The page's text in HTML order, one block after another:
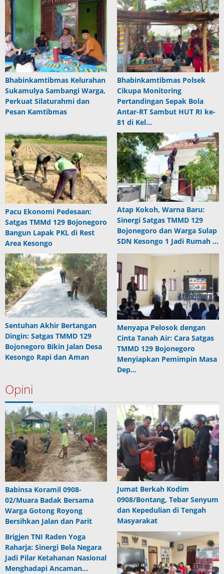
Bhabinkamtibmas Kelurahan
Sukamulya Sambangi Warga,
Perkuat Silaturahmi dan
Pesan Kamtibmas
Bhabinkamtibmas Polsek
Cikupa Monitoring
Pertandingan Sepak Bola
Antar-RT Sambut HUT RI ke-
81 di Kel…
Pacu Ekonomi Pedesaan:
Satgas TMMd 129 Bojonegoro
Bangun Lapak PKL di Rest
Area Kesongo
Atap Kokoh, Warna Baru:
Sinergi Satgas TMMD 129
Bojonegoro dan Warga Sulap
SDN Kesongo 1 Jadi Rumah …
Sentuhan Akhir Bertangan
Dingin: Satgas TMMD 129
Bojonegoro Bikin Jalan Desa
Kesongo Rapi dan Aman
Menyapa Pelosok dengan
Cinta Tanah Air: Cara Satgas
TMMD 129 Bojonegoro
Menyiapkan Pemimpin Masa
Dep…
Opini
Babinsa Koramil 0908-
02/Muara Badak Bersama
Warga Gotong Royong
Bersihkan Jalan dan Parit
Jumat Berkah Kodim
0908/Bontang, Tebar Senyum
dan Kepedulian di Tengah
Masyarakat
Brigjen TNI Raden Yoga
Raharja: Sinergi Bela Negara
Jadi Pilar Ketahanan Nasional
Menghadapi Ancaman…